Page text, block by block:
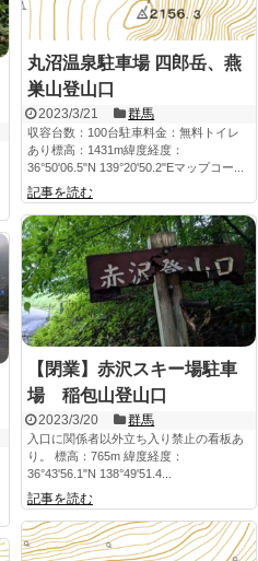
丸沼温泉駐車場 四郎岳、燕
巣山登山口
2023/3/21 群馬
収容台数：100台駐車料金：無料トイレ
あり標高：1431m緯度経度：
36°50'06.5"N 139°20'50.2"Eマップコー...
記事を読む
【閉業】赤沢スキー場駐車
場 稲包山登山口
2023/3/20 群馬
入口に関係者以外立ち入り禁止の看板あ
り。 標高：765m 緯度経度：
36°43'56.1"N 138°49'51.4...
記事を読む